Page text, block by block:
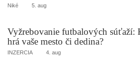
Niké 5. aug
Vyžrebovanie futbalových súťaží:
hrá vaše mesto či dedina?
INZERCIA 4. aug